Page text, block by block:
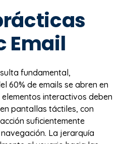
Email
fundamental,
60% de emails se abren en
interactivos deben
pantallas táctiles, con
suficientemente
La jerarquía